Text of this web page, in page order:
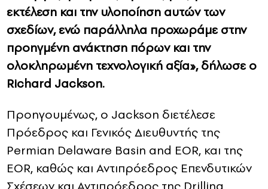
εκτέλεση και την υλοποίηση αυτών των
σχεδίων, ενώ παράλληλα προχωράμε στην
προηγμένη ανάκτηση πόρων και την
ολοκληρωμένη τεχνολογική αξία», δήλωσε ο
Richard Jackson.
Προηγουμένως, ο Jackson διετέλεσε
Πρόεδρος και Γενικός Διευθυντής της
Permian Delaware Basin and EOR, και της
EOR, καθώς και Αντιπρόεδρος Επενδυτικών